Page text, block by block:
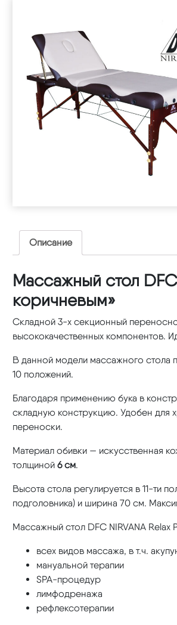
Описание
Массажный стол
коричневым»
Складной 3-х секционный
высококачественных компонентов.
В данной модели массажного стола
10 положений.
Благодаря применению бука в
складную конструкцию. Удобен для
переноски.
Материал обивки — искусственная
толщиной 6 см.
Высота стола регулируется в 11-ти
подголовника) и ширина 70 см.
Массажный стол DFC NIRVANA Relax
всех видов массажа, в т.ч.
мануальной терапии
SPA-процедур
лимфодренажа
рефлексотерапии